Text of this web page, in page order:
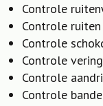
Controle
Controle
Controle
Controle vering
Controle
Controle